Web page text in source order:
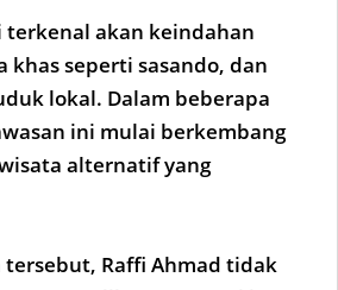
terkenal akan keindahan
khas seperti sasando, dan
lokal. Dalam beberapa
ini mulai berkembang
alternatif yang
tersebut, Raffi Ahmad tidak